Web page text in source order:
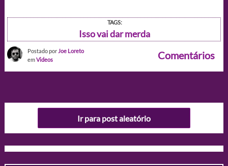
TAGS:
Isso vai dar merda
Postado por Joe Loreto
emVideos Comentários
Ir para post aleatório